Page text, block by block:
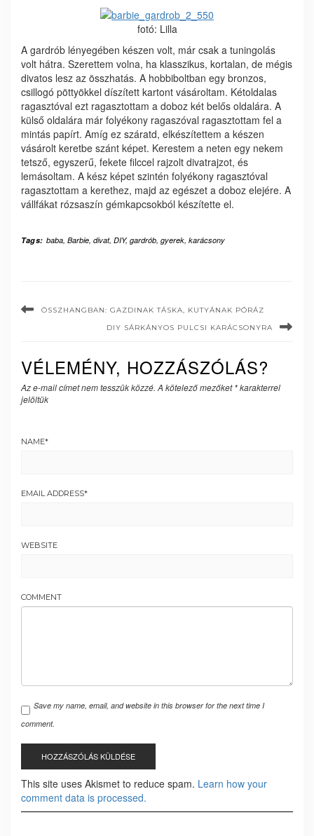
fotó: Lilla
A gardrób lényegében készen volt, már csak a tuningolás
volt hátra. Szerettem volna, ha klasszikus, kortalan, de mégis
divatos lesz az összhatás. A hobbiboltban egy bronzos,
csillogó pöttyökkel díszített kartont vásároltam. Kétoldalas
ragasztóval ezt ragasztottam a doboz két belős oldalára. A
külső oldalára már folyékony ragaszóval ragasztottam fel a
mintás papírt. Amíg ez száratd, elkészítettem a készen
vásárolt keretbe szánt képet. Kerestem a neten egy nekem
tetsző, egyszerű, fekete filccel rajzolt divatrajzot, és
lemásoltam. A kész képet szintén folyékony ragasztóval
ragasztottam a kerethez, majd az egészet a doboz elejére. A
vállfákat rózsaszín gémkapcsokból készítette el.
Tags: baba, Barbie, divat, DIY, gardrób, gyerek, karácsony
ÖSSZHANGBAN: GAZDINAK TÁSKA, KUTYÁNAK PÓRÁZ
DIY SÁRKÁNYOS PULCSI KARÁCSONYRA
VÉLEMÉNY, HOZZÁSZÓLÁS?
Az e-mail címet nem tesszük közzé. A kötelező mezőket*karakterrel
jelöltük
NAME*
EMAIL ADDRESS*
WEBSITE
COMMENT
Save my name, email, and website in this browser for the next time I
comment.
This site uses Akismet to reduce spam. Learn how your
comment data is processed.